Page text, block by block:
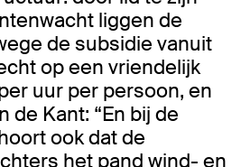
liggen de
de subsidie vanuit
op een vriendelijk
uur per persoon, en
de Kant: “En bij de
ook dat de
het pand wind- en